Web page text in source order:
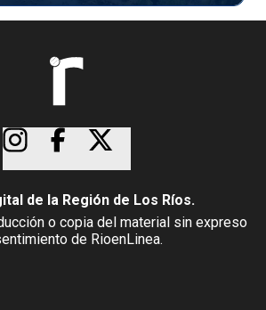
de la Región de Los Ríos.
o copia del material sin expreso
de RioenLinea.